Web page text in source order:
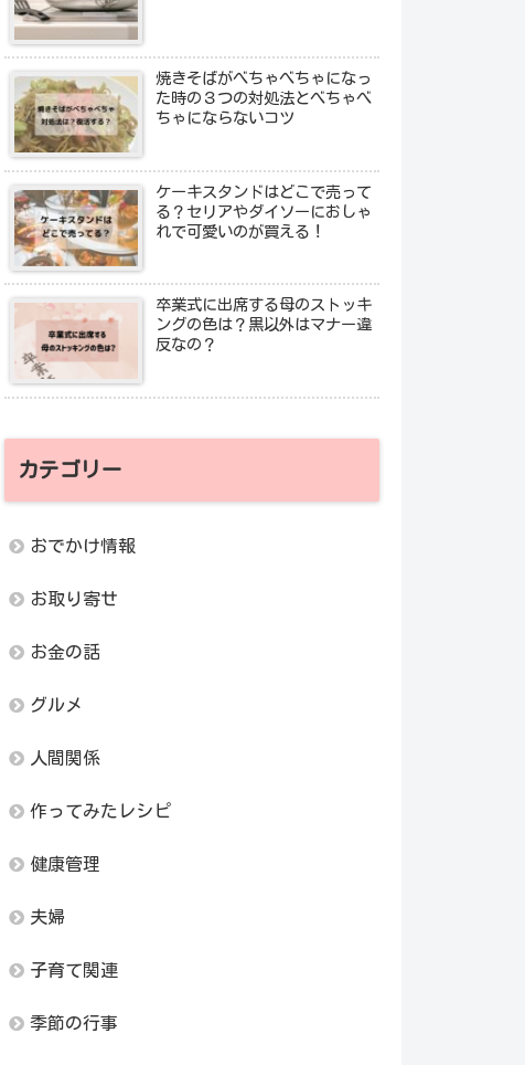
焼きそばがべちゃべちゃになっ
た時の３つの対処法とべちゃべ
ちゃにならないコツ
ケーキスタンドはどこで売って
る？セリアやダイソーにおしゃ
れで可愛いのが買える！
卒業式に出席する母のストッキ
ングの色は？黒以外はマナー違
反なの？
カテゴリー
おでかけ情報
お取り寄せ
お金の話
グルメ
人間関係
作ってみたレシピ
健康管理
夫婦
子育て関連
季節の行事